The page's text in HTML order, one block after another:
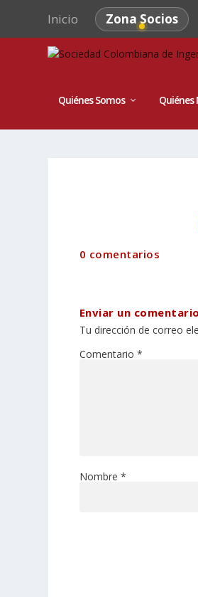
Inicio Zona Socios
Quiénes Somos
0 comentarios
Enviar un comentario
Tu dirección de correo
Comentario *
Nombre *